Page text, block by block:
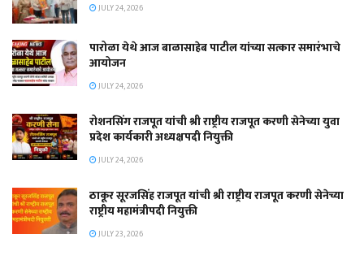
JULY 24, 2026
पारोळा येथे आज बाळासाहेब पाटील यांच्या सत्कार समारंभाचे
आयोजन
JULY 24, 2026
रोशनसिंग राजपूत यांची श्री राष्ट्रीय राजपूत करणी सेनेच्या युवा
प्रदेश कार्यकारी अध्यक्षपदी नियुक्ती
JULY 24, 2026
ठाकूर सूरजसिंह राजपूत यांची श्री राष्ट्रीय राजपूत करणी सेनेच्या
राष्ट्रीय महामंत्रीपदी नियुक्ती
JULY 23, 2026